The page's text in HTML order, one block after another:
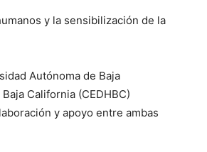
y la sensibilización de la
Autónoma de Baja
California (CEDHBC)
y apoyo entre ambas